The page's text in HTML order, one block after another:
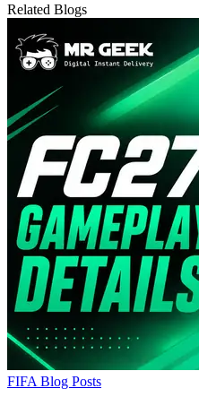
Related Blogs
FIFA Blog Posts